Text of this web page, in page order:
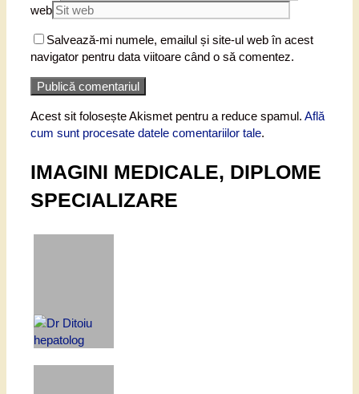
web
Salvează-mi numele, emailul și site-ul web în acest
navigator pentru data viitoare când o să comentez.
Acest sit folosește Akismet pentru a reduce spamul. Află
cum sunt procesate datele comentariilor tale.
IMAGINI MEDICALE, DIPLOME
SPECIALIZARE